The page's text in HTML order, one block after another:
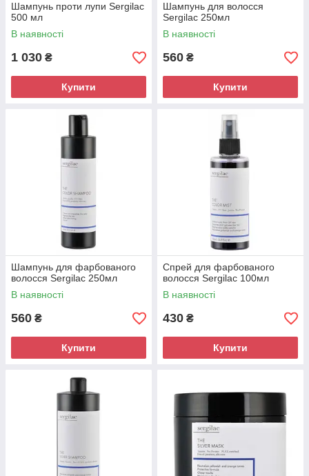
Шампунь проти лупи Sergilac
500 мл
В наявності
1 030 ₴
Купити
Шампунь для волосся
Sergilac 250мл
В наявності
560 ₴
Купити
Шампунь для фарбованого
волосся Sergilac 250мл
В наявності
560 ₴
Купити
Спрей для фарбованого
волосся Sergilac 100мл
В наявності
430 ₴
Купити